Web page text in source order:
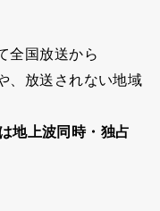
全国放送から
、放送されない地域
地上波同時・独占